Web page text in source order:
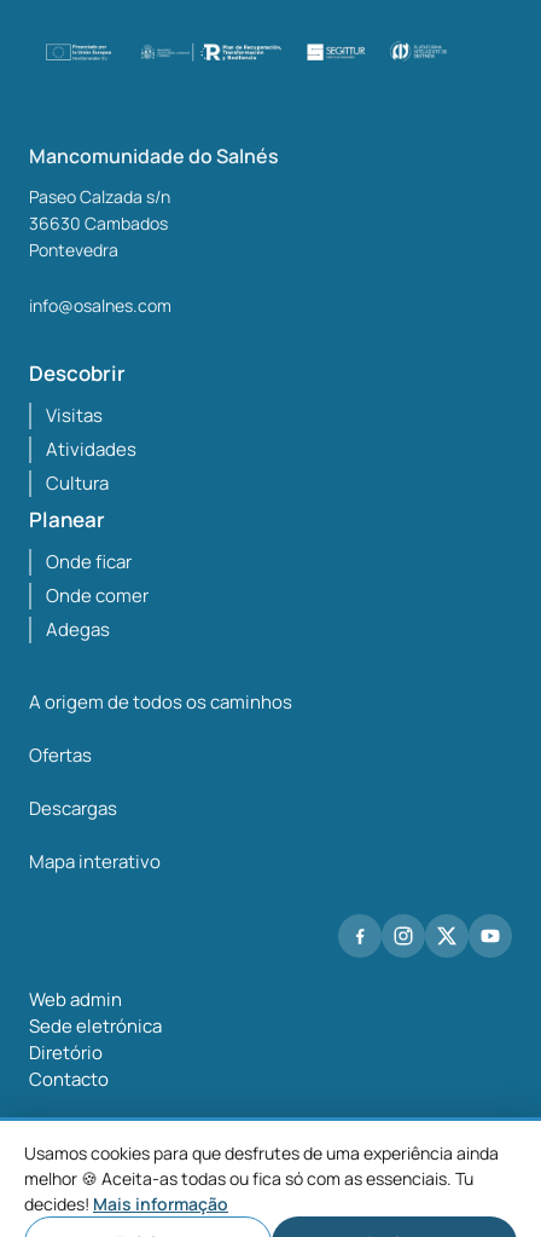
Mancomunidade do Salnés
Paseo Calzada s/n
36630 Cambados
Pontevedra
info@osalnes.com
Descobrir
Visitas
Atividades
Cultura
Planear
Onde ficar
Onde comer
Adegas
A origem de todos os caminhos
Ofertas
Descargas
Mapa interativo
Web admin
Sede eletrónica
Diretório
Contacto
©2026 Mancomunidade O Salnés
Aviso
Política de
Política de
Configurar
Usamos cookies para que desfrutes de uma experiência ainda
melhor 🍪 Aceita-as todas ou fica só com as essenciais. Tu
decides! Mais informação